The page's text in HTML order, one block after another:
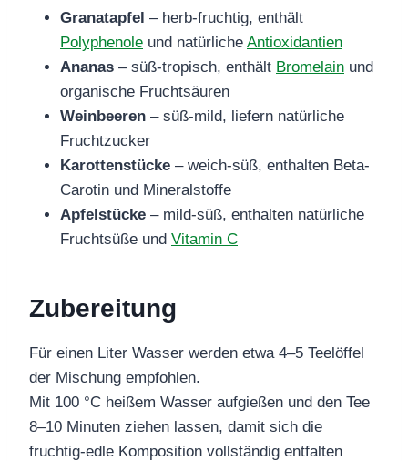
Granatapfel – herb-fruchtig, enthält
Polyphenole und natürliche Antioxidantien
Ananas – süß-tropisch, enthält Bromelain und
organische Fruchtsäuren
Weinbeeren – süß-mild, liefern natürliche
Fruchtzucker
Karottenstücke – weich-süß, enthalten Beta-
Carotin und Mineralstoffe
Apfelstücke – mild-süß, enthalten natürliche
Fruchtsüße und Vitamin C
Zubereitung
Für einen Liter Wasser werden etwa 4–5 Teelöffel
der Mischung empfohlen.
Mit 100 °C heißem Wasser aufgießen und den Tee
8–10 Minuten ziehen lassen, damit sich die
fruchtig-edle Komposition vollständig entfalten